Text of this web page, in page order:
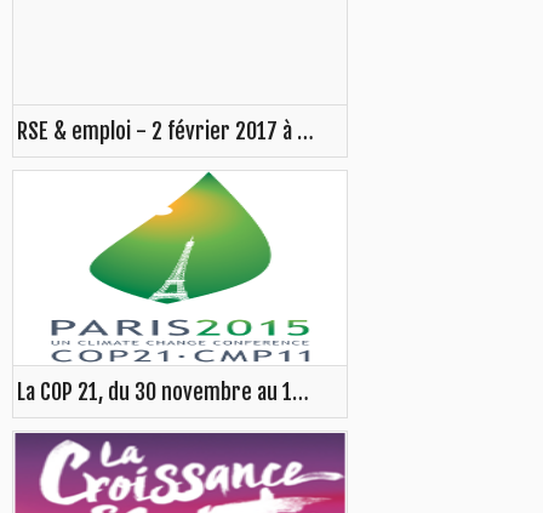
RSE & emploi - 2 février 2017 à DINAN
La COP 21, du 30 novembre au 11 décembre 2015 à Paris